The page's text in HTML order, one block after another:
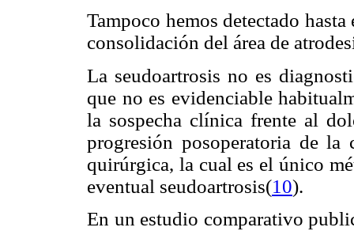
Tampoco hemos detectado
consolidación del área de
La seudoartrosis no es
que no es evidenciable
la sospecha clínica frente al
progresión posoperatoria de
quirúrgica, la cual es el único
eventual seudoartrosis(10).
En un estudio comparativo